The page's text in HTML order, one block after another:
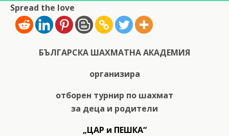
Spread the love
БЪЛГАРСКА ШАХМАТНА АКАДЕМИЯ
организира
отборен турнир по шахмат
за деца и родители
„ЦАР и ПЕШКА“